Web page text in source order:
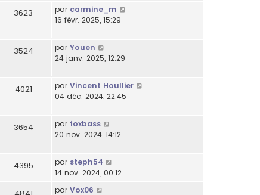
3623 par carmine_m
16 févr. 2025, 15:29
3524 par Youen
24 janv. 2025, 12:29
4021 par Vincent Houllier
04 déc. 2024, 22:45
3654 par foxbass
20 nov. 2024, 14:12
4395 par steph54
14 nov. 2024, 00:12
par Vox06